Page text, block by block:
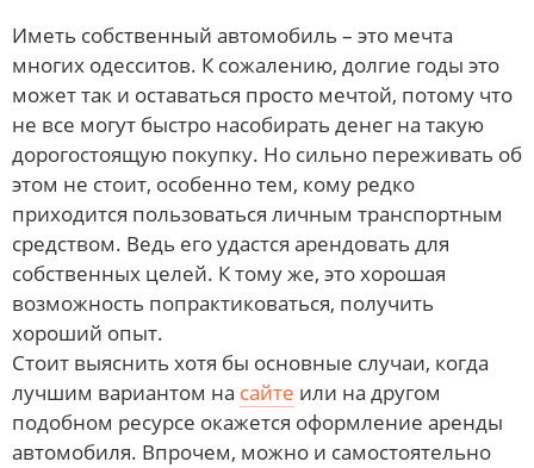
Иметь собственный автомобиль – это мечта
многих одесситов. К сожалению, долгие годы это
может так и оставаться просто мечтой, потому что
не все могут быстро насобирать денег на такую
дорогостоящую покупку. Но сильно переживать об
этом не стоит, особенно тем, кому редко
приходится пользоваться личным транспортным
средством. Ведь его удастся арендовать для
собственных целей. К тому же, это хорошая
возможность попрактиковаться, получить
хороший опыт.
Стоит выяснить хотя бы основные случаи, когда
лучшим вариантом на сайте или на другом
подобном ресурсе окажется оформление аренды
автомобиля. Впрочем, можно и самостоятельно